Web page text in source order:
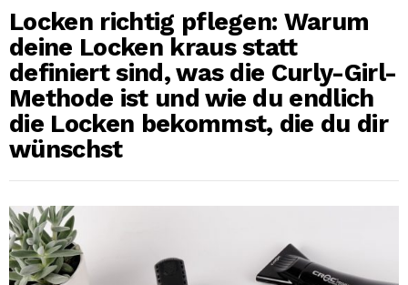
Locken richtig pflegen: Warum
deine Locken kraus statt
definiert sind, was die Curly-Girl-
Methode ist und wie du endlich
die Locken bekommst, die du dir
wünschst